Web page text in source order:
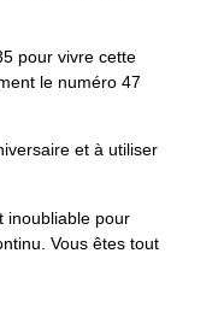
pour vivre cette
le numéro 47
et à utiliser
inoubliable pour
Vous êtes tout